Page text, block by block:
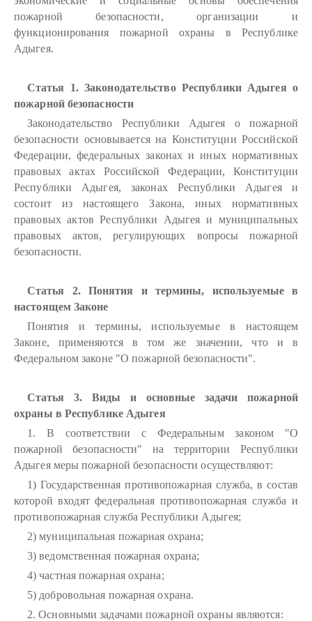
пожарной безопасности, организации и
функционирования пожарной охраны в Республике
Адыгея.
Статья 1. Законодательство Республики Адыгея о
пожарной безопасности
Законодательство Республики Адыгея о пожарной
безопасности основывается на Конституции Российской
Федерации, федеральных законах и иных нормативных
правовых актах Российской Федерации, Конституции
Республики Адыгея, законах Республики Адыгея и
состоит из настоящего Закона, иных нормативных
правовых актов Республики Адыгея и муниципальных
правовых актов, регулирующих вопросы пожарной
безопасности.
Статья 2. Понятия и термины, используемые в
настоящем Законе
Понятия и термины, используемые в настоящем
Законе, применяются в том же значении, что и в
Федеральном законе "О пожарной безопасности".
Статья 3. Виды и основные задачи пожарной
охраны в Республике Адыгея
1. В соответствии с Федеральным законом "О
пожарной безопасности" на территории Республики
Адыгея меры пожарной безопасности осуществляют:
1) Государственная противопожарная служба, в состав
которой входят федеральная противопожарная служба и
противопожарная служба Республики Адыгея;
2) муниципальная пожарная охрана;
3) ведомственная пожарная охрана;
4) частная пожарная охрана;
5) добровольная пожарная охрана.
2. Основными задачами пожарной охраны являются: